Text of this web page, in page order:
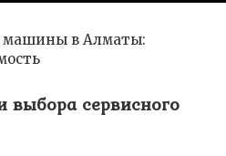
выбора сервисного